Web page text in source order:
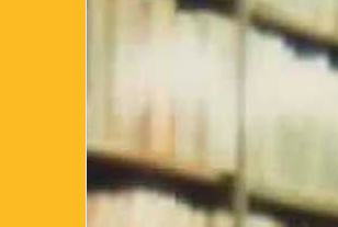
L’Equipe actuelle
club de lecture – Echecs
Nos suggestions
– 1ère partie